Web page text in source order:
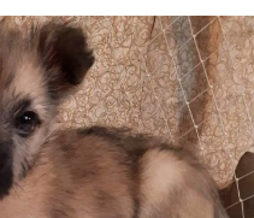
волонтер Оля
тварин. На
Потрібно
який з вигляду
не ходять.
х Facebook